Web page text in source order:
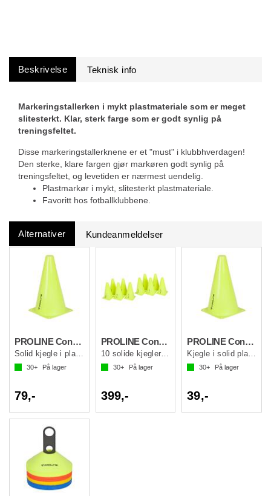
Beskrivelse
Markeringstallerken i mykt plastmateriale som er meget
slitesterkt. Klar, sterk farge som er godt synlig på
treningsfeltet.
Disse markeringstallerknene er et "must" i klubbhverdagen!
Den sterke, klare fargen gjør markøren godt synlig på
treningsfeltet, og levetiden er nærmest uendelig.
Plastmarkør i mykt, slitesterkt plastmateriale.
Favoritt hos fotballklubbene.
Alternativer Kundeanmeldelser
PROLINE Cones 38 cm Single Gul OS
Solid kjegle i plastmateriale
30+ På lager
79,-
PROLINE Cones 23 cm 10pk Gul OS
30+ På lager
399,-
PROLINE Cones 23 cm Single Gul OS
30+ På lager
39,-